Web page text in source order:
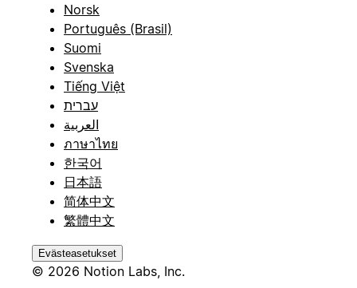
Norsk
Português (Brasil)
Suomi
Svenska
Tiếng Việt
עברית
العربية
ภาษาไทย
한국어
日本語
简体中文
繁體中文
Evästeasetukset
© 2026 Notion Labs, Inc.